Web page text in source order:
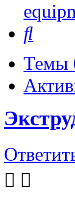
Темы